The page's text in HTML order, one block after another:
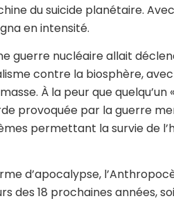
du suicide planétaire.
en intensité.
guerre nucléaire allait
contre la biosphère,
À la peur que quelqu’un
provoquée par la guerre
permettant la survie de
d’apocalypse,
des 18 prochaines années,